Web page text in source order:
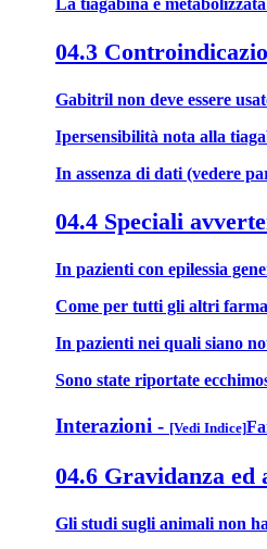
La tiagabina è
04.3
Gabitril non deve essere
Ipersensibilità nota alla
In assenza di dati (vedere
04.4 Speciali
In pazienti con epilessia
Come per tutti gli altri
In pazienti nei quali siano
Sono state riportate
Interazioni - [Vedi Indice]
04.6 Gravidanza ed
Gli studi sugli animali non